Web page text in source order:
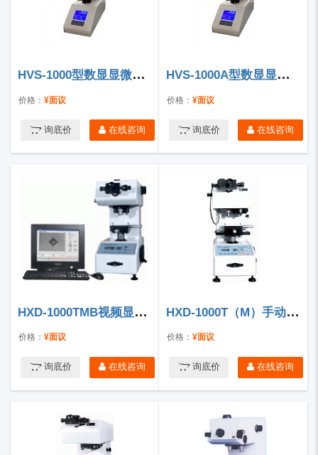
HVS-1000型数显显微硬度计
价格： ¥面议
询底价 在线咨询
HVS-1000A型数显显微硬度计
价格： ¥面议
询底价 在线咨询
HXD-1000TMB视频显微硬度计
价格： ¥面议
询底价 在线咨询
HXD-1000T（M）手动/自动转塔数显显微硬度计
价格： ¥面议
询底价 在线咨询